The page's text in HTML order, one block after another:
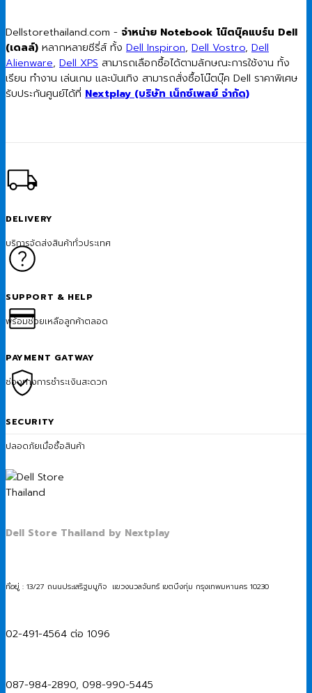
Dellstorethailand.com - จำหน่าย Notebook โน๊ตบุ๊คแบร์น Dell
(เดลล์) หลากหลายซีรี่ส์ ทั้ง Dell Inspiron, Dell Vostro, Dell
Alienware, Dell XPS สามารถเลือกซื้อได้ตามลักษณะการใช้งาน ทั้ง
เรียน ทำงาน เล่นเกม และบันเทิง สามารถสั่งซื้อโน๊ตบุ๊ค Dell ราคาพิเศษ
รับประกันศูนย์ได้ที่ Nextplay (บริษัท เน็กซ์เพลย์ จำกัด)
DELIVERY
บริการจัดส่งสินค้าทั่วประเทศ
SUPPORT & HELP
พร้อมช่วยเหลือลูกค้าตลอด
PAYMENT GATWAY
ช่องทางการชำระเงินสะดวก
SECURITY
ปลอดภัยเมื่อซื้อสินค้า
Dell Store Thailand by Nextplay
ที่อยู่ : 13/27 ถนนประเสริฐมนูกิจ แขวงนวลจันทร์ เขตบึงกุ่ม กรุงเทพมหานคร 10230
02-491-4564 ต่อ 1096
087-984-2890, 098-990-5445